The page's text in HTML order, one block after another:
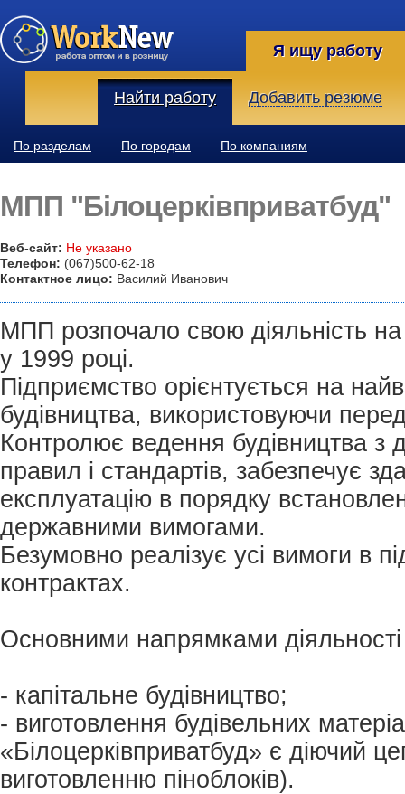
Я ищу работу
Найти работу Добавить резюме
По разделам По городам По компаниям
МПП "Білоцерківприватбуд"
Веб-сайт: Не указано
Телефон: (067)500-62-18
Контактное лицо: Василий Иванович
МПП розпочало свою діяльність
у 1999 році.
Підприємство орієнтується на
будівництва, використовуючи
Контролює ведення будівництва
правил і стандартів, забезпечує
експлуатацію в порядку
державними вимогами.
Безумовно реалізує усі вимоги в
контрактах.
Основними напрямками
- капітальне будівництво;
- виготовлення будівельних
«Білоцерківприватбуд» є діючий
виготовленню піноблоків).